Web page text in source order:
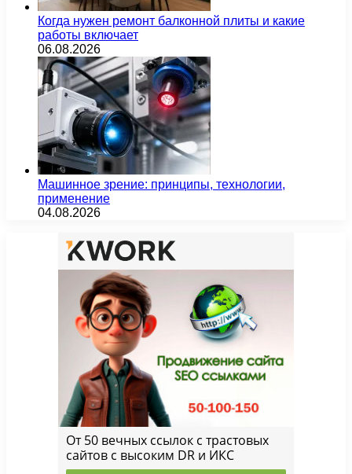
Когда нужен ремонт балконной плиты и какие
работы включает
06.08.2026
Машинное зрение: принципы, технологии,
применение
04.08.2026